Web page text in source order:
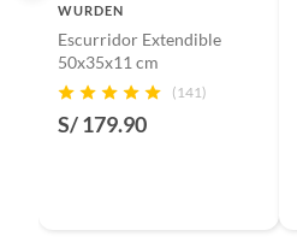
Dimensiones
País de origen
WURDEN
Escurridor Extendible
50x35x11 cm
(141)
S/ 179.90